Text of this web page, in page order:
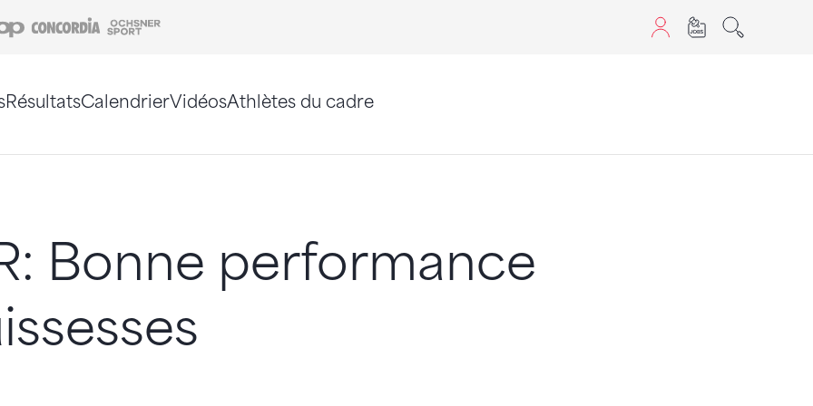
Coop Concordia
RésultatsCalendrierVidéosAthlètes du cadre
Bonne performance